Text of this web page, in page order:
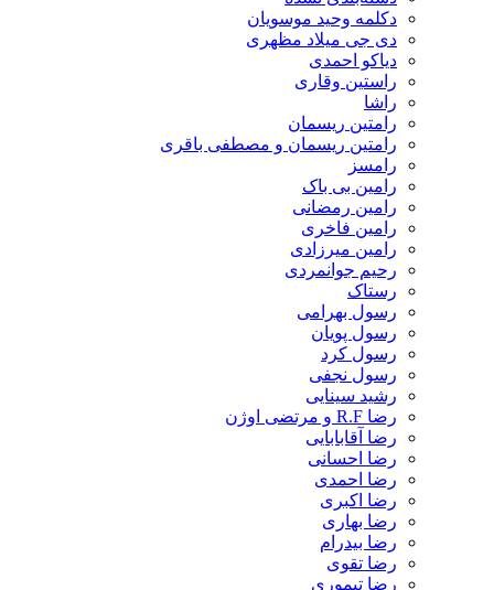
دکلمه وحید موسویان
دی جی میلاد مظهری
دیاکو احمدی
راستین وقاری
راشا
رامتین ریسمان
رامتین ریسمان و مصطفی باقری
رامسز
رامین بی باک
رامین رمضانی
رامین فاخری
رامین میرزادی
رحیم جوانمردی
رستاک
رسول بهرامی
رسول پویان
رسول کرد
رسول نجفی
رشید سینایی
رضا R.F و مرتضی اوژن
رضا آقابابایی
رضا احسانی
رضا احمدی
رضا اکبری
رضا بهاری
رضا بیدرام
رضا تقوی
رضا تیموری